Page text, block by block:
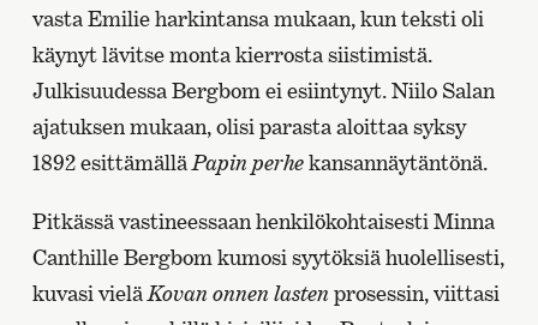
vasta Emilie harkintansa mukaan, kun teksti oli
käynyt lävitse monta kierrosta siistimistä.
Julkisuudessa Bergbom ei esiintynyt. Niilo Salan
ajatuksen mukaan, olisi parasta aloittaa syksy
1892 esittämällä Papin perhekansannäytäntönä.
Pitkässä vastineessaan henkilökohtaisesti Minna
Canthille Bergbom kumosi syytöksiä huolellisesti,
kuvasi vielä Kovan onnen lastenprosessin, viittasi